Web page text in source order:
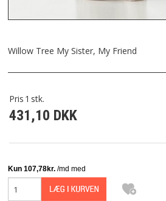
FRAGT
KONTAKT
FORTRYDELSESRET
Willow Tree My Sister, My Friend
Pris 1 stk.
431,10 DKK